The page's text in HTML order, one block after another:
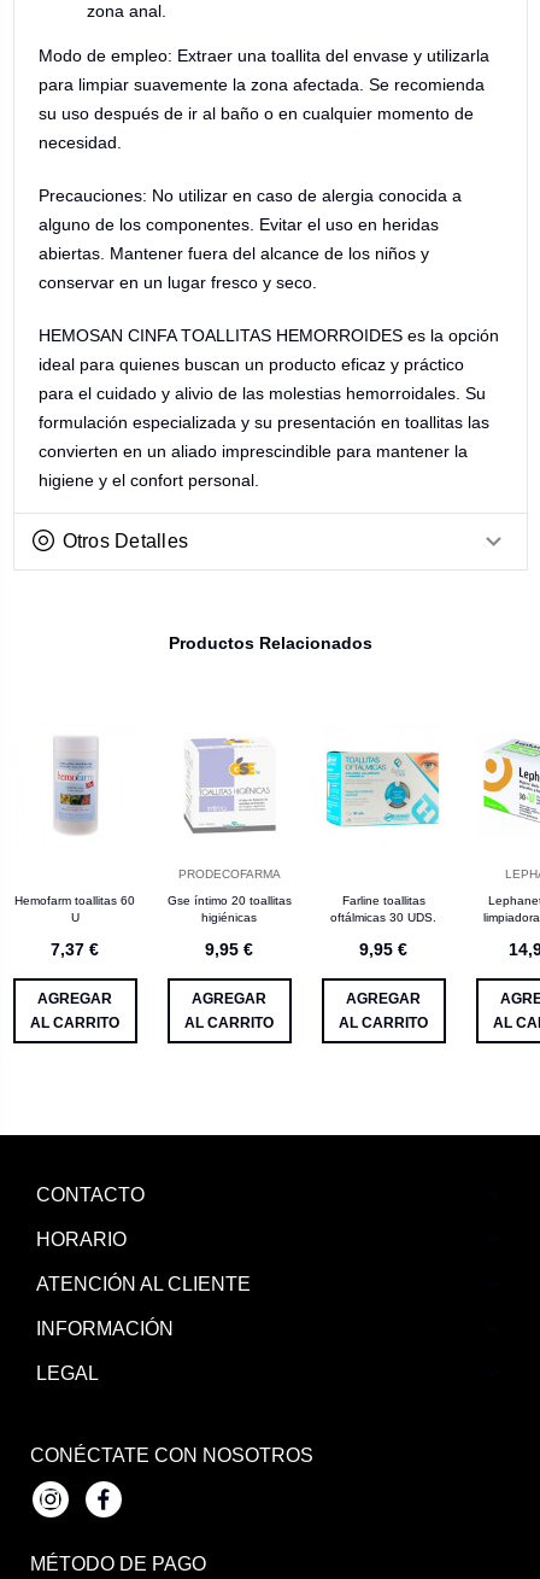
zona anal.
Modo de empleo: Extraer una toallita del envase y utilizarla
para limpiar suavemente la zona afectada. Se recomienda
su uso después de ir al baño o en cualquier momento de
necesidad.
Precauciones: No utilizar en caso de alergia conocida a
alguno de los componentes. Evitar el uso en heridas
abiertas. Mantener fuera del alcance de los niños y
conservar en un lugar fresco y seco.
HEMOSAN CINFA TOALLITAS HEMORROIDES es la opción
ideal para quienes buscan un producto eficaz y práctico
para el cuidado y alivio de las molestias hemorroidales. Su
formulación especializada y su presentación en toallitas las
convierten en un aliado imprescindible para mantener la
higiene y el confort personal.
Otros Detalles
Productos Relacionados
Hemofarm toallitas 60
U
7,37 €
AGREGAR
AL CARRITO
PRODECOFARMA
Gse íntimo 20 toallitas
higiénicas
9,95 €
AGREGAR
AL CARRITO
Farline toallitas
oftálmicas 30 UDS.
9,95 €
AGREGAR
AL CARRITO
AL
CONTACTO
HORARIO
ATENCIÓN AL CLIENTE
INFORMACIÓN
LEGAL
CONÉCTATE CON NOSOTROS
InstagramFacebook
MÉTODO DE PAGO